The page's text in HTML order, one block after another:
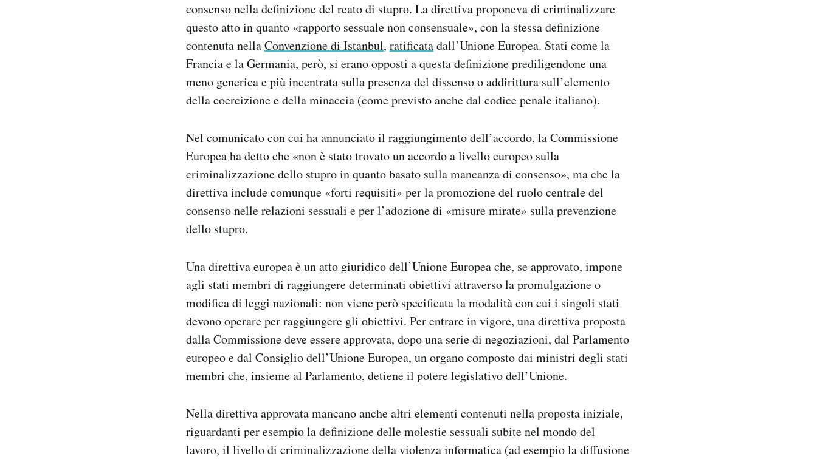
consenso nella definizione del reato di stupro. La direttiva proponeva di criminalizzare
questo atto in quanto «rapporto sessuale non consensuale», con la stessa definizione
contenuta nellaConvenzione di Istanbul, ratificatadall’Unione Europea. Stati come la
Francia e la Germania, però, si erano opposti a questa definizione prediligendone una
meno generica e più incentrata sulla presenza del dissenso o addirittura sull’elemento
della coercizione e della minaccia (come previsto anche dal codice penale italiano).
Nel comunicato con cui ha annunciato il raggiungimento dell’accordo, la Commissione
Europea ha detto che «non è stato trovato un accordo a livello europeo sulla
criminalizzazione dello stupro in quanto basato sulla mancanza di consenso», ma che la
direttiva include comunque «forti requisiti» per la promozione del ruolo centrale del
consenso nelle relazioni sessuali e per l’adozione di «misure mirate» sulla prevenzione
dello stupro.
Una direttiva europea è un atto giuridico dell’Unione Europea che, se approvato, impone
agli stati membri di raggiungere determinati obiettivi attraverso la promulgazione o
modifica di leggi nazionali: non viene però specificata la modalità con cui i singoli stati
devono operare per raggiungere gli obiettivi. Per entrare in vigore, una direttiva proposta
dalla Commissione deve essere approvata, dopo una serie di negoziazioni, dal Parlamento
europeo e dal Consiglio dell’Unione Europea, un organo composto dai ministri degli stati
membri che, insieme al Parlamento, detiene il potere legislativo dell’Unione.
Nella direttiva approvata mancano anche altri elementi contenuti nella proposta iniziale,
riguardanti per esempio la definizione delle molestie sessuali subite nel mondo del
lavoro, il livello di criminalizzazione della violenza informatica (ad esempio la diffusione